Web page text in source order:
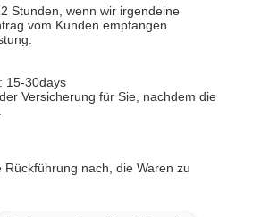
Stunden, wenn wir irgendeine
vom Kunden empfangen
15-30days
Versicherung für Sie, nachdem die
nach, die Waren zu